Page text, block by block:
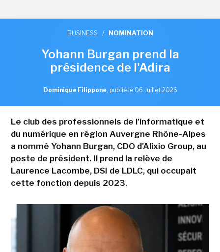
BUSINESS / NOMINATION
Yohann Burgan prend la
présidence de l'Adira
Dominique Filippone, publié le 06 Juillet 2026
Le club des professionnels de l'informatique et
du numérique en région Auvergne Rhône-Alpes
a nommé Yohann Burgan, CDO d'Alixio Group, au
poste de président. Il prend la relève de
Laurence Lacombe, DSI de LDLC, qui occupait
cette fonction depuis 2023.